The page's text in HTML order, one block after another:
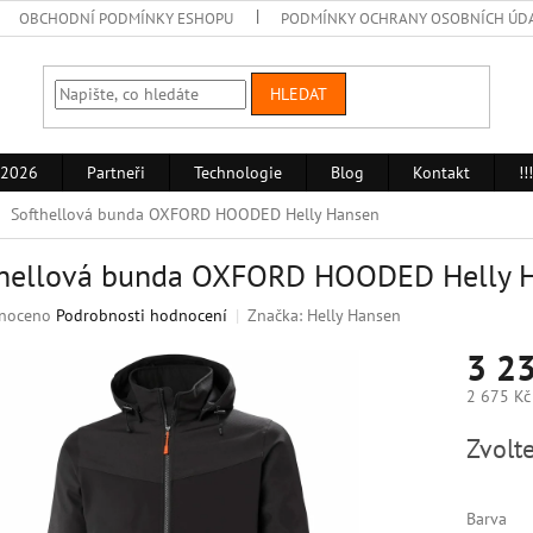
OBCHODNÍ PODMÍNKY ESHOPU PODMÍNKY OCHRANY OSOBNÍCH
HLEDAT
Partneři Technologie Blog Kontakt
Softhellová bunda OXFORD HOODED Helly Hansen
bunda OXFORD HOODED Helly
Podrobnosti hodnocení Značka: Helly Hansen
3
2 675
cena:
Barva